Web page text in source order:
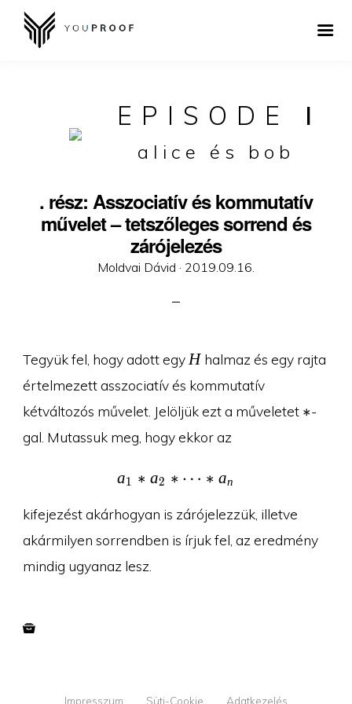
EPISODE I
alice és bob
. rész: Asszociatív és kommutatív
művelet – tetszőleges sorrend és
zárójelezés
Moldvai Dávid · Posted
2019.09.16.
Tegyük fel, hogy adott egy H
H halmaz és egy rajta
értelmezett asszociatív és kommutatív
kétváltozós művelet. Jelöljük ezt a műveletet *
∗-
gal. Mutassuk meg, hogy ekkor az
a_1 * a_2 * \dots * a_n
a1 ∗ a2 ∗ ⋯ ∗ an
kifejezést akárhogyan is zárójelezzük, illetve
akármilyen sorrendben is írjuk fel, az eredmény
mindig ugyanaz lesz.
Impresszum Süti-Cookie Adatkezelés